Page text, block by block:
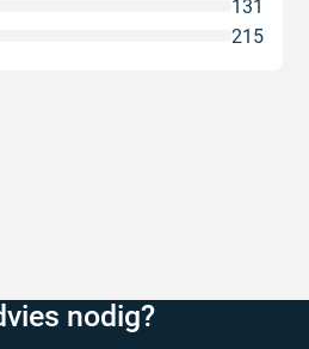
215
131
nodig?